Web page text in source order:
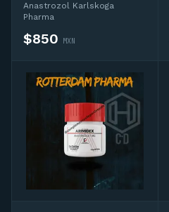
Anastrozol Karlskoga
Pharma
$850 MXN